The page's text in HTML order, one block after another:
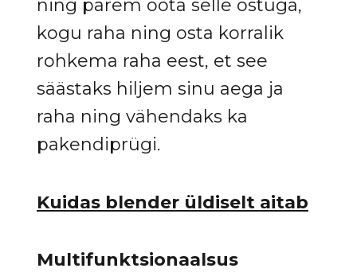
ning parem oota selle ostuga,
kogu raha ning osta korralik
rohkema raha eest, et see
säästaks hiljem sinu aega ja
raha ning vähendaks ka
pakendiprügi.
Kuidas blender üldiselt aitab
Multifunktsionaalsus